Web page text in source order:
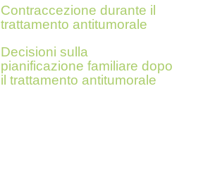
Contraccezione durante il
trattamento antitumorale
Decisioni sulla
pianificazione familiare dopo
il trattamento antitumorale